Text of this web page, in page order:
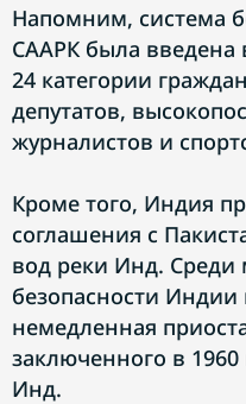
Напомним, система
СААРК была введена
24 категории
депутатов,
журналистов и
Кроме того, Индия
соглашения с
вод реки Инд. Среди
безопасности Индии
немедленная
заключенного в 1960
Инд.